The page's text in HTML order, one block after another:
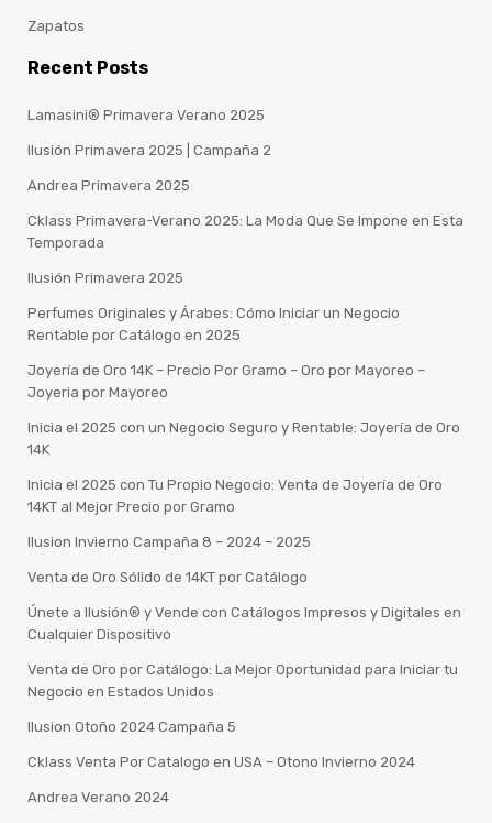
Zapatos
Recent Posts
Lamasini® Primavera Verano 2025
Ilusión Primavera 2025 | Campaña 2
Andrea Primavera 2025
Cklass Primavera-Verano 2025: La Moda Que Se Impone en Esta
Temporada
Ilusión Primavera 2025
Perfumes Originales y Árabes: Cómo Iniciar un Negocio
Rentable por Catálogo en 2025
Joyería de Oro 14K – Precio Por Gramo – Oro por Mayoreo –
Joyeria por Mayoreo
Inicia el 2025 con un Negocio Seguro y Rentable: Joyería de Oro
14K
Inicia el 2025 con Tu Propio Negocio: Venta de Joyería de Oro
14KT al Mejor Precio por Gramo
Ilusion Invierno Campaña 8 – 2024 – 2025
Venta de Oro Sólido de 14KT por Catálogo
Únete a Ilusión® y Vende con Catálogos Impresos y Digitales en
Cualquier Dispositivo
Venta de Oro por Catálogo: La Mejor Oportunidad para Iniciar tu
Negocio en Estados Unidos
Ilusion Otoño 2024 Campaña 5
Cklass Venta Por Catalogo en USA – Otono Invierno 2024
Andrea Verano 2024